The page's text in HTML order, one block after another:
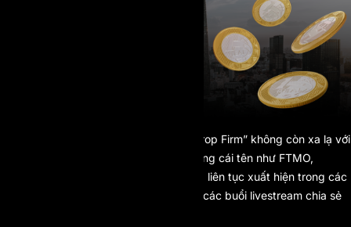
Prop Firm” không còn xa lạ với
cộng đồng trader tại Việt Nam. Những cái tên như FTMO,
MyForexFunds, The5ers hay AI Prop liên tục xuất hiện trong các
nhóm giao dịch, video YouTube hay các buổi livestream chia sẻ